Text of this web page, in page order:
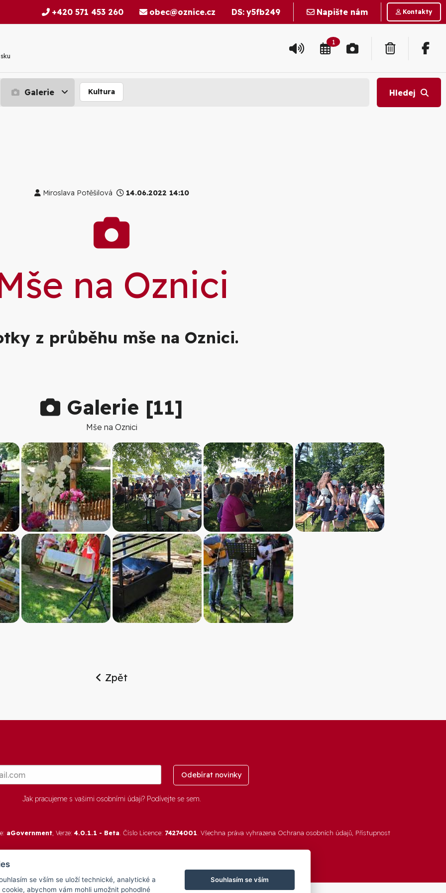
+420 571 453 260 obec@oznice.cz DS: y5fb249 Napište nám Kontakty
1
Galerie Kultura Hledej
Miroslava Potěšilová 14.06.2022 14:10
Galerie
na Oznici
z průběhu mše na Oznici.
Galerie [11]
Mše na Oznici
Zpět
Odebírat novinky
Jak pracujeme s vašimi osobními údaji? Podívejte se sem.
aGovernment , Verze: 4.0.1.1 - Beta . Číslo Licence: 74274001 . Všechna práva vyhrazena Ochrana osobních údajů Přístupnost
se vším se uloží technické, analytické a
abychom vám mohli umožnit pohodlné
Souhlasím se vším